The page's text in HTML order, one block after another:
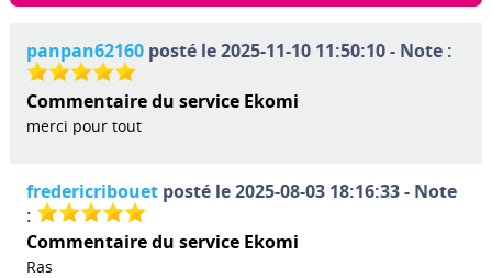
panpan62160posté le 2025-11-10 11:50:10 - Note :
Commentaire du service Ekomi
merci pour tout
fredericribouetposté le 2025-08-03 18:16:33 - Note
:
Commentaire du service Ekomi
Ras